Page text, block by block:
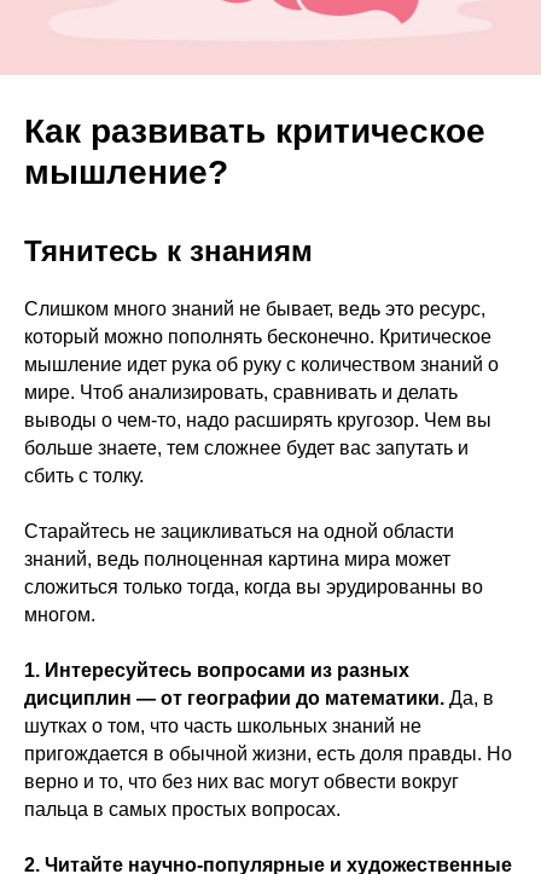
Как развивать критическое
мышление?
Тянитесь к знаниям
Слишком много знаний не бывает, ведь это ресурс,
который можно пополнять бесконечно. Критическое
мышление идет рука об руку с количеством знаний о
мире. Чтоб анализировать, сравнивать и делать
выводы о чем-то, надо расширять кругозор. Чем вы
больше знаете, тем сложнее будет вас запутать и
сбить с толку.
Старайтесь не зацикливаться на одной области
знаний, ведь полноценная картина мира может
сложиться только тогда, когда вы эрудированны во
многом.
1. Интересуйтесь вопросами из разных
дисциплин — от географии до математики. Да, в
шутках о том, что часть школьных знаний не
пригождается в обычной жизни, есть доля правды. Но
верно и то, что без них вас могут обвести вокруг
пальца в самых простых вопросах.
2. Читайте научно-популярные и художественные